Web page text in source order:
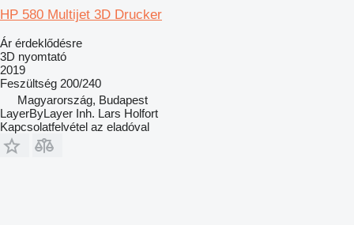
HP 580 Multijet 3D Drucker
Ár érdeklődésre
3D nyomtató
2019
Feszültség 200/240
Magyarország, Budapest
LayerByLayer Inh. Lars Holfort
Kapcsolatfelvétel az eladóval